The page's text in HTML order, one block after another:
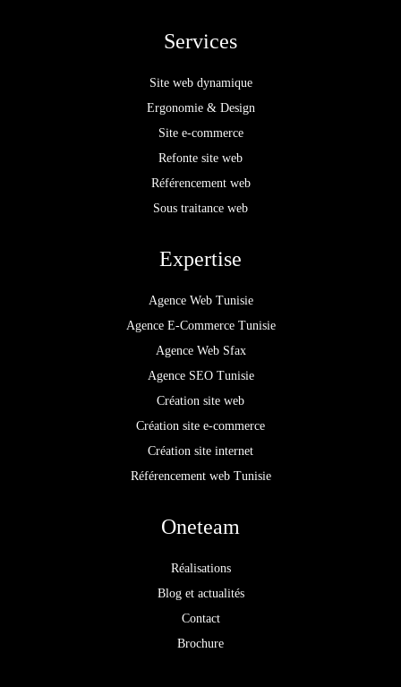
Services
Site web dynamique
Ergonomie & Design
Site e-commerce
Refonte site web
Référencement web
Sous traitance web
Expertise
Agence Web Tunisie
Agence E-Commerce Tunisie
Agence Web Sfax
Agence SEO Tunisie
Création site web
Création site e-commerce
Création site internet
Référencement web Tunisie
Oneteam
Réalisations
Blog et actualités
Contact
Brochure